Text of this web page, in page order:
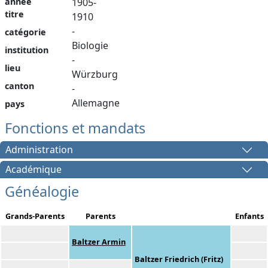
titre
catégorie
institution
lieu
canton
pays
1910
-
Biologie
-
Würzburg
-
Allemagne
Fonctions et mandats
Administration
Académique
Généalogie
Grands-Parents Parents Enfants
Baltzer Armin
Baltzer Friedrich (Fritz)